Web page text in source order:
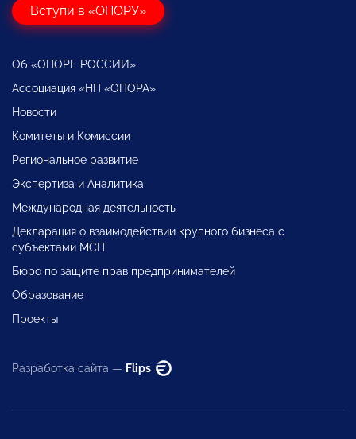
Вступи в «ОПОРУ»
Об «ОПОРЕ РОССИИ»
Ассоциация «НП «ОПОРА»
Новости
Комитеты и Комиссии
Региональное развитие
Экспертиза и Аналитика
Международная деятельность
Декларация о взаимодействии крупного бизнеса с
субъектами МСП
Бюро по защите прав предпринимателей
Образование
Проекты
Разработка сайта — Flips